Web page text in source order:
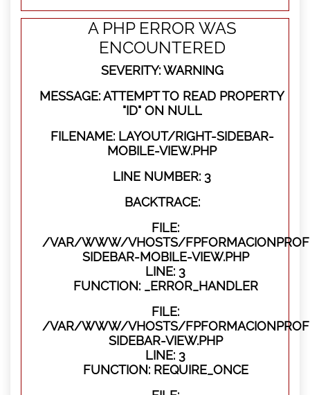
A PHP ERROR WAS
ENCOUNTERED
SEVERITY: WARNING
MESSAGE: ATTEMPT TO READ PROPERTY
"ID" ON NULL
FILENAME: LAYOUT/RIGHT-SIDEBAR-
MOBILE-VIEW.PHP
LINE NUMBER: 3
BACKTRACE:
FILE:
/VAR/WWW/VHOSTS/
SIDEBAR-MOBILE-VIEW.PHP
LINE: 3
FUNCTION: _ERROR_HANDLER
FILE:
/VAR/WWW/VHOSTS/
SIDEBAR-VIEW.PHP
LINE: 3
FUNCTION: REQUIRE_ONCE